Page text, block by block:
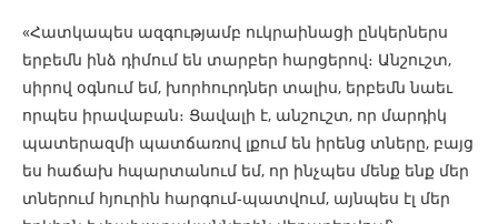
«Հատկապես ազգությամբ ուկրաինացի ընկերներս
երբեմն ինձ դիմում են տարբեր հարցերով։ Անշուշտ,
սիրով օգնում եմ, խորհուրդներ տալիս, երբեմն նաեւ
որպես իրավաբան։ Ցավալի է, անշուշտ, որ մարդիկ
պատերազմի պատճառով լքում են իրենց տները, բայց
ես հաճախ հպարտանում եմ, որ ինչպես մենք ենք մեր
տներում հյուրին հարգում-պատվում, այնպես էլ մեր